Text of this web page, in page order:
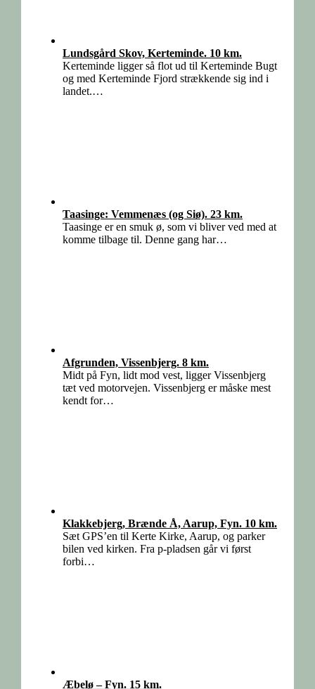
Lundsgård Skov, Kerteminde. 10 km.
Kerteminde ligger så flot ud til Kerteminde Bugt
og med Kerteminde Fjord strækkende sig ind i
landet.…
Taasinge: Vemmenæs (og Siø). 23 km.
Taasinge er en smuk ø, som vi bliver ved med at
komme tilbage til. Denne gang har…
Afgrunden, Vissenbjerg. 8 km.
Midt på Fyn, lidt mod vest, ligger Vissenbjerg
tæt ved motorvejen. Vissenbjerg er måske mest
kendt for…
Klakkebjerg, Brænde Å, Aarup, Fyn. 10 km.
Sæt GPS’en til Kerte Kirke, Aarup, og parker
bilen ved kirken. Fra p-pladsen går vi først
forbi…
Æbelø – Fyn. 15 km.